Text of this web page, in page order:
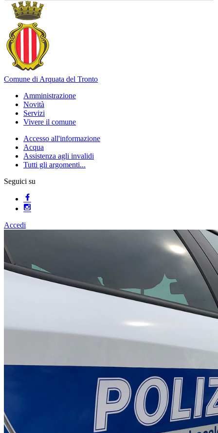
Comune di Arquata del Tronto
Amministrazione
Novità
Servizi
Vivere il comune
Accesso all'informazione
Acqua
Assistenza agli invalidi
Tutti gli argomenti...
Seguici su
Accedi